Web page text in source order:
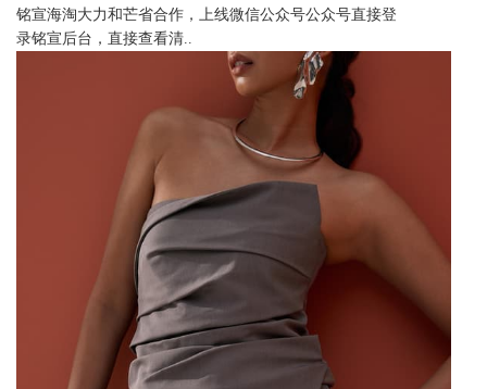
铭宣海淘大力和芒省合作，上线微信公众号公众号直接登
录铭宣后台，直接查看清..